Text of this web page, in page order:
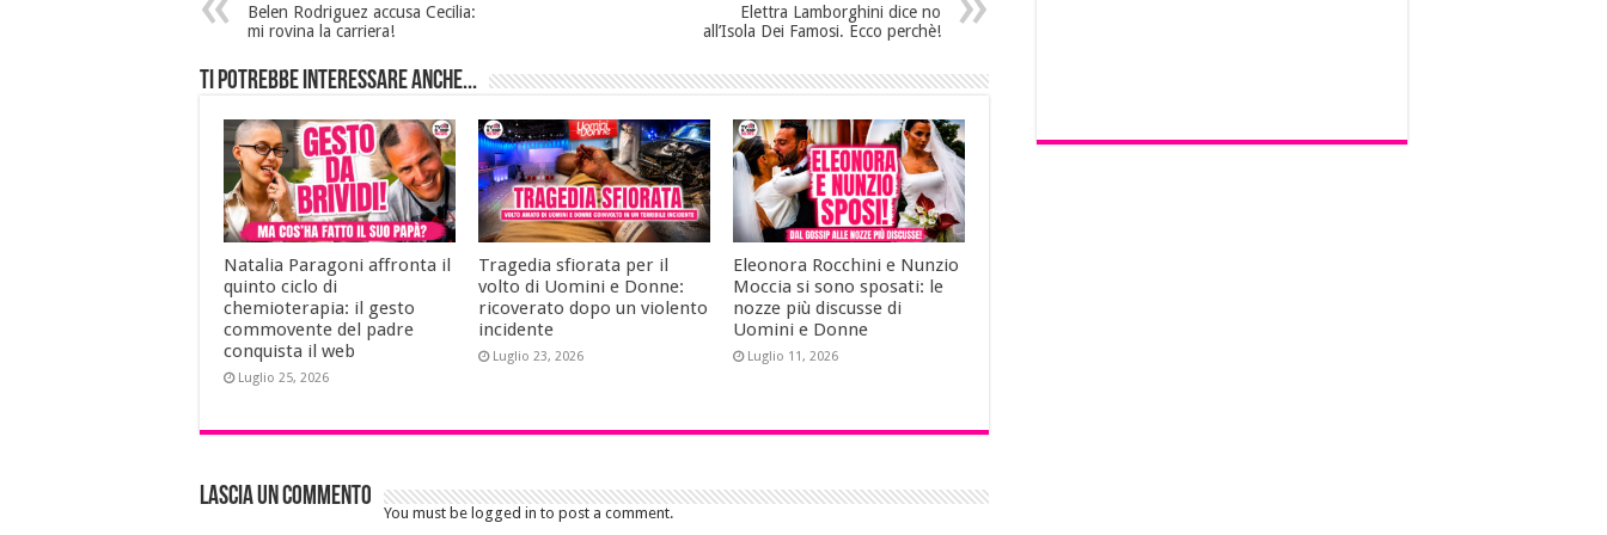
Belen Rodriguez accusa Cecilia:
mi rovina la carriera!
Elettra Lamborghini dice no
all’Isola Dei Famosi. Ecco perchè!
Ti potrebbe interessare anche...
Natalia Paragoni affronta il
quinto ciclo di
chemioterapia: il gesto
commovente del padre
conquista il web
Luglio 25, 2026
Tragedia sfiorata per il
volto di Uomini e Donne:
ricoverato dopo un violento
incidente
Luglio 23, 2026
Eleonora Rocchini e Nunzio
Moccia si sono sposati: le
nozze più discusse di
Uomini e Donne
Luglio 11, 2026
Lascia un commento
You must be logged in to post a comment.